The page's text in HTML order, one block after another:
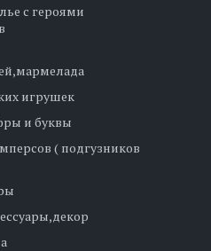
с героями
игрушек
и буквы
( подгузников